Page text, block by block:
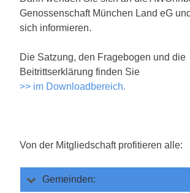
Genossenschaft München Land eG
sich informieren.
Die Satzung, den Fragebogen und die
Beitrittserklärung finden Sie
>> im Downloadbereich.
Von der Mitgliedschaft profitieren alle:
Gemeinden: